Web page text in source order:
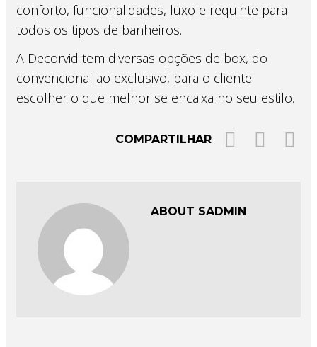
conforto, funcionalidades, luxo e requinte para
todos os tipos de banheiros.
A Decorvid tem diversas opções de box, do
convencional ao exclusivo, para o cliente
escolher o que melhor se encaixa no seu estilo.
COMPARTILHAR
ABOUT SADMIN